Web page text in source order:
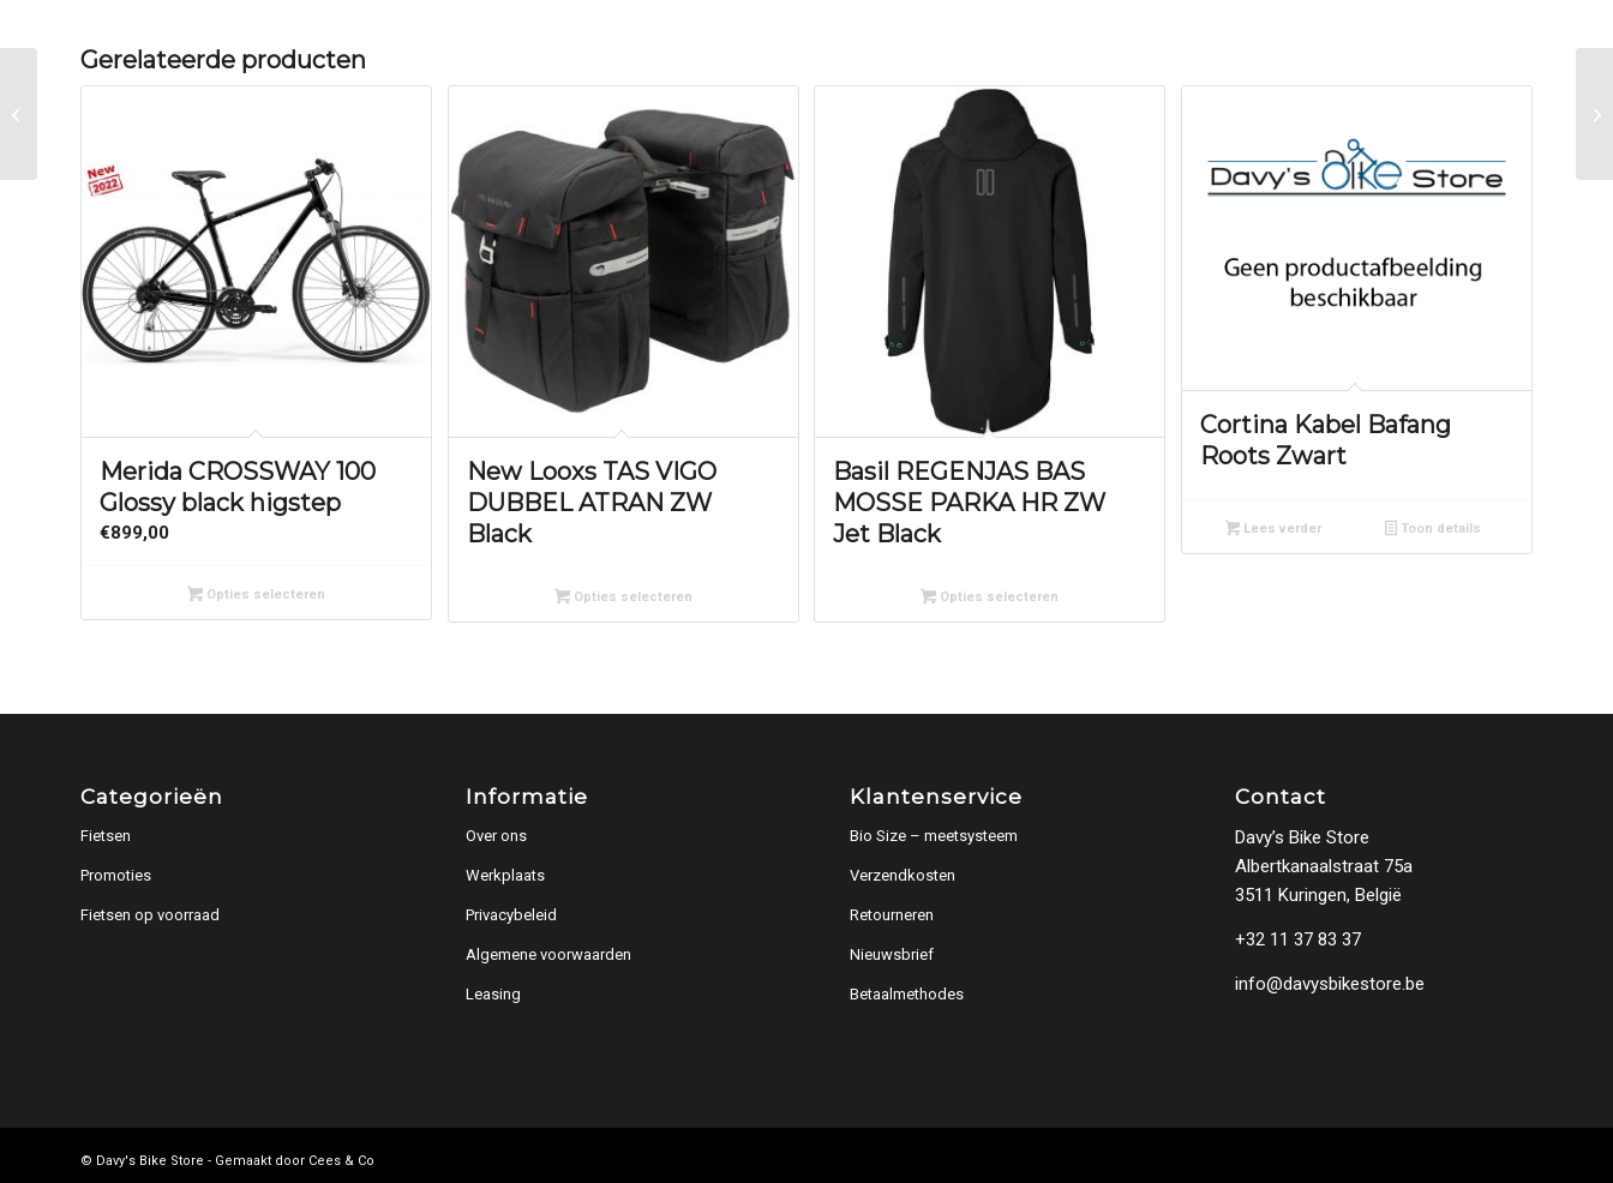
Gerelateerde producten
Merida CROSSWAY 100
Glossy black higstep
€899,00
Opties selecteren
New Looxs TAS VIGO
DUBBEL ATRAN ZW
Black
Opties selecteren
Basil REGENJAS BAS
MOSSE PARKA HR ZW
Jet Black
Opties selecteren
Cortina Kabel Bafang
Roots Zwart
Lees verder Toon details
Categorieën
Fietsen
Promoties
Fietsen op voorraad
Informatie
Over ons
Werkplaats
Privacybeleid
Algemene voorwaarden
Leasing
Klantenservice
Bio Size – meetsysteem
Verzendkosten
Retourneren
Nieuwsbrief
Betaalmethodes
Contact
Davy’s Bike Store
Albertkanaalstraat 75a
3511 Kuringen, België
+32 11 37 83 37
info@davysbikestore.be
© Davy's Bike Store - Gemaakt door Cees & Co
300 zilver